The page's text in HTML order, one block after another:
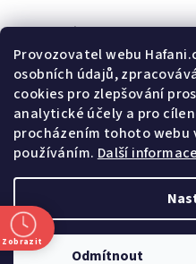
Provozovatel webu
osobních údajů,
cookies pro zlepšování
analytické účely a pro
procházením tohoto webu
používáním. Další informace
Odmítnout
Odebírat
E-mail
Potvrzuji souhlas s
spodmínkami zpracovávání a
Přihlásit se
Z
á
Copyright 2026
Zobrazit